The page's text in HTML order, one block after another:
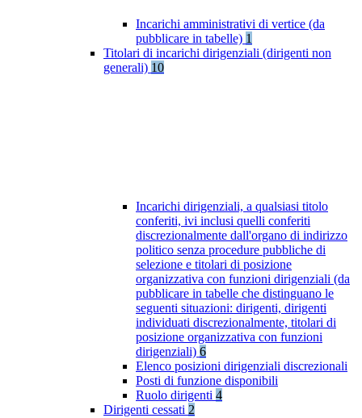
Incarichi amministrativi di vertice (da
pubblicare in tabelle) 1
Titolari di incarichi dirigenziali (dirigenti non
generali) 10
Incarichi dirigenziali, a qualsiasi titolo
conferiti, ivi inclusi quelli conferiti
discrezionalmente dall'organo di indirizzo
politico senza procedure pubbliche di
selezione e titolari di posizione
organizzativa con funzioni dirigenziali (da
pubblicare in tabelle che distinguano le
seguenti situazioni: dirigenti, dirigenti
individuati discrezionalmente, titolari di
posizione organizzativa con funzioni
dirigenziali) 6
Elenco posizioni dirigenziali discrezionali
Posti di funzione disponibili
Ruolo dirigenti 4
Dirigenti cessati 2